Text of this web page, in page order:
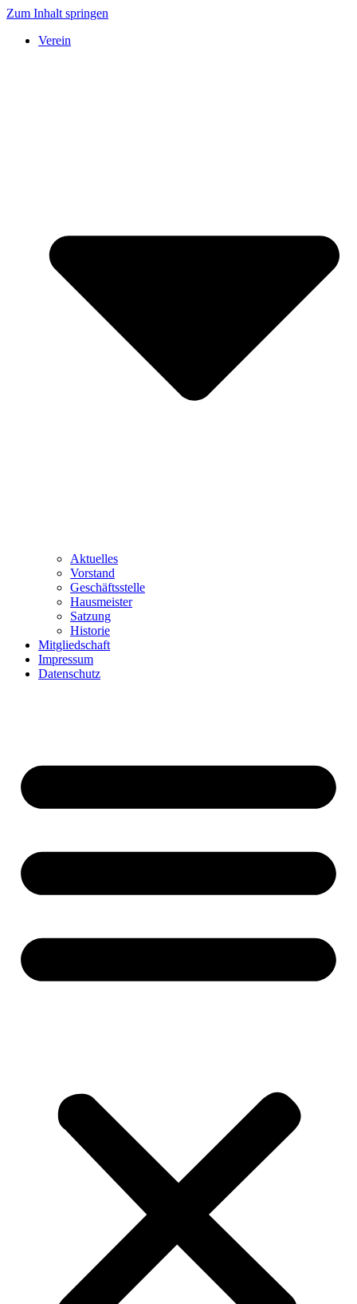
Zum Inhalt springen
Verein
Aktuelles
Vorstand
Geschäftsstelle
Hausmeister
Satzung
Historie
Mitgliedschaft
Impressum
Datenschutz